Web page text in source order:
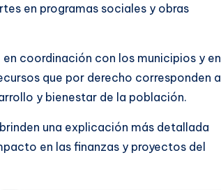
en programas sociales y obras
coordinación con los municipios y en
que por derecho corresponden al
y bienestar de la población.
una explicación más detallada
en las finanzas y proyectos del